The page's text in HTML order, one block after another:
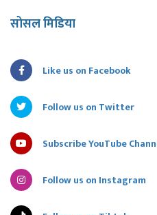
सोसल मिडिया
Like us on Facebook
Follow us on Twitter
Subscribe YouTube
Follow us on Instagram